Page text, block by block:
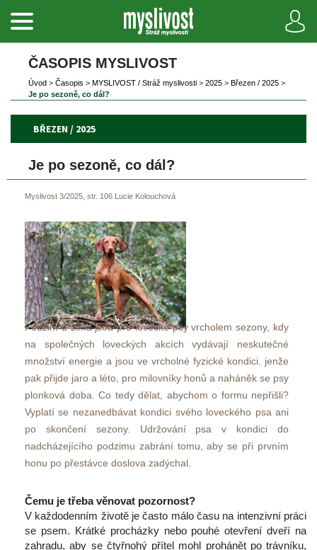
ČASOPIS MYSLIVOST
Úvod > Časopi > MYSLIVOST / Stráž myslivosti > 2025 > Březen / 2025 >
Je po sezoně, co dál?
BŘEZEN / 2025
Je po sezoně, co dál?
Myslivost 3/2025, str. 106 Lucie Kolouchová
Podzim a zima jsou pro lovecké psy vrcholem sezony, kdy
na společných loveckých akcích vydávají neskutečné
množství energie a jsou ve vrcholné fyzické kondici. jenže
pak přijde jaro a léto, pro milovníky honů a naháněk se psy
plonková doba. Co tedy dělat, abychom o formu nepřišli?
Vyplatí se nezanedbávat kondici svého loveckého psa ani
po skončení sezony. Udržování psa v kondici do
nadcházejícího podzimu zabrání tomu, aby se při prvním
honu po přestávce doslova zadýchal.
Čemu je třeba věnovat pozornost?
V každodenním životě je často málo času na intenzivní práci
e psem. Krátké procházky nebo pouhé otevření dveří na
zahradu, aby se čtyřnohý přítel mohl prohánět po trávníku,